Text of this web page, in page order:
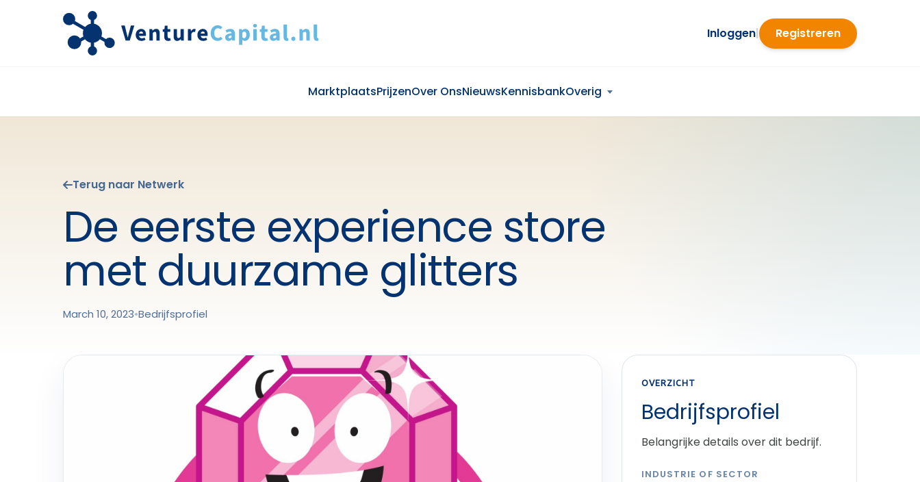
Inloggen| Registreren
MarktplaatsPrijzenOver OnsNieuwsKennisbankOverig
Terug naar Netwerk
De eerste experience store
met duurzame glitters
March 10, 2023•Bedrijfsprofiel
OVERZICHT
Bedrijfsprofiel
Belangrijke details over dit bedrijf.
INDUSTRIE OF SECTOR